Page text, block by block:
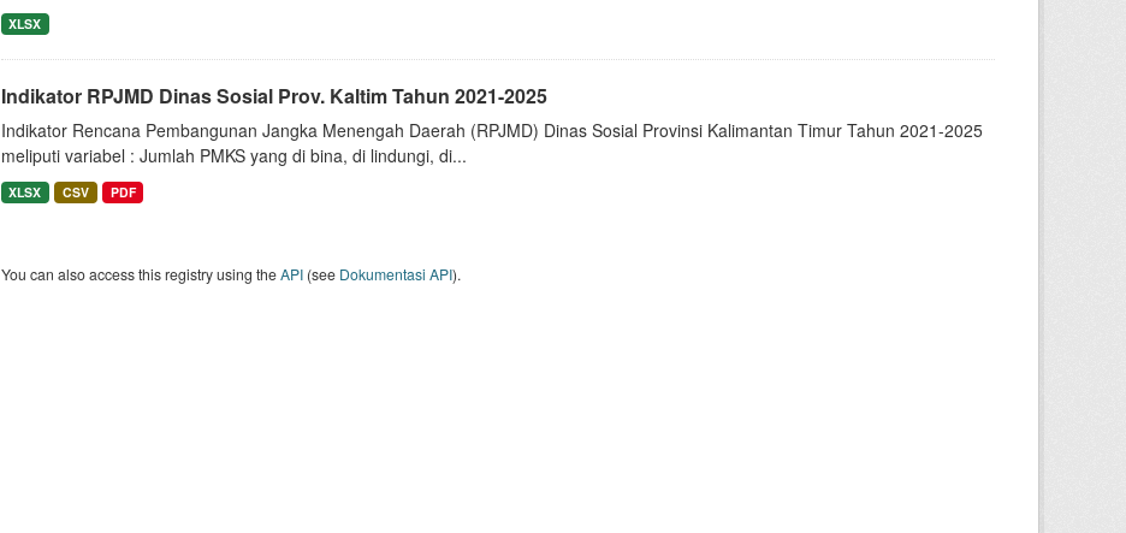
XLSX
Indikator RPJMD Dinas Sosial Prov. Kaltim Tahun 2021-2025
Indikator Rencana Pembangunan Jangka Menengah Daerah (RPJMD) Dinas Sosial Provinsi Kalimantan Timur Tahun 2021-2025
meliputi variabel : Jumlah PMKS yang di bina, di lindungi, di...
XLSX CSV PDF
You can also access this registry using theAPI(see Dokumentasi API).